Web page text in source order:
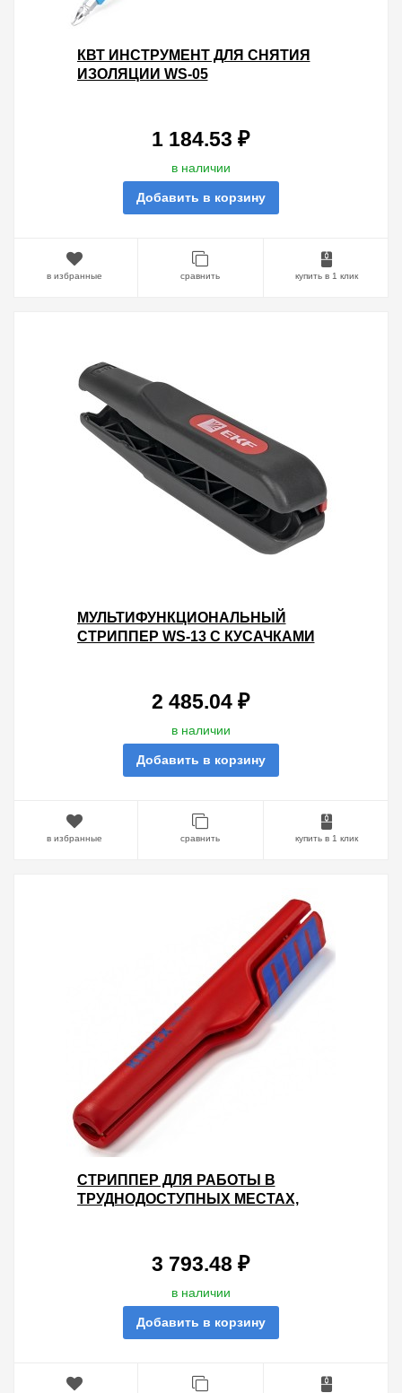
КВТ ИНСТРУМЕНТ ДЛЯ СНЯТИЯ
ИЗОЛЯЦИИ WS-05
1 184.53 ₽
в наличии
Добавить в корзину
в избранные сравнить купить в 1 клик
МУЛЬТИФУНКЦИОНАЛЬНЫЙ
СТРИППЕР WS-13 С КУСАЧКАМИ
2 485.04 ₽
в наличии
Добавить в корзину
в избранные сравнить купить в 1 клик
СТРИППЕР ДЛЯ РАБОТЫ В
ТРУДНОДОСТУПНЫХ МЕСТАХ,
3 793.48 ₽
в наличии
Добавить в корзину